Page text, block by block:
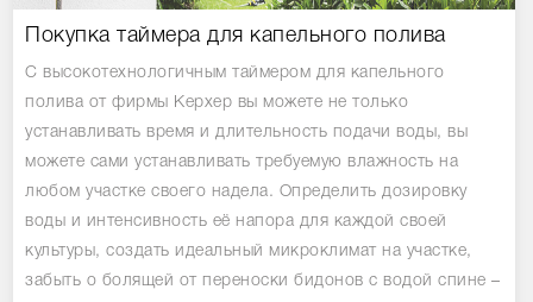
Покупка таймера для капельного полива
С высокотехнологичным таймером для капельного
полива от фирмы Керхер вы можете не только
устанавливать время и длительность подачи воды, вы
можете сами устанавливать требуемую влажность на
любом участке своего надела. Определить дозировку
воды и интенсивность её напора для каждой своей
культуры, создать идеальный микроклимат на участке,
забыть о болящей от переноски бидонов с водой спине –